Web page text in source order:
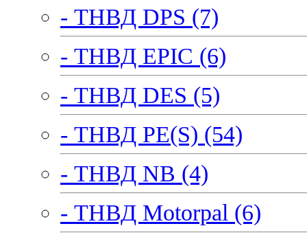
- ТНВД DPS (7)
- ТНВД EPIC (6)
- ТНВД DES (5)
- ТНВД PE(S) (54)
- ТНВД NB (4)
- ТНВД Motorpal (6)